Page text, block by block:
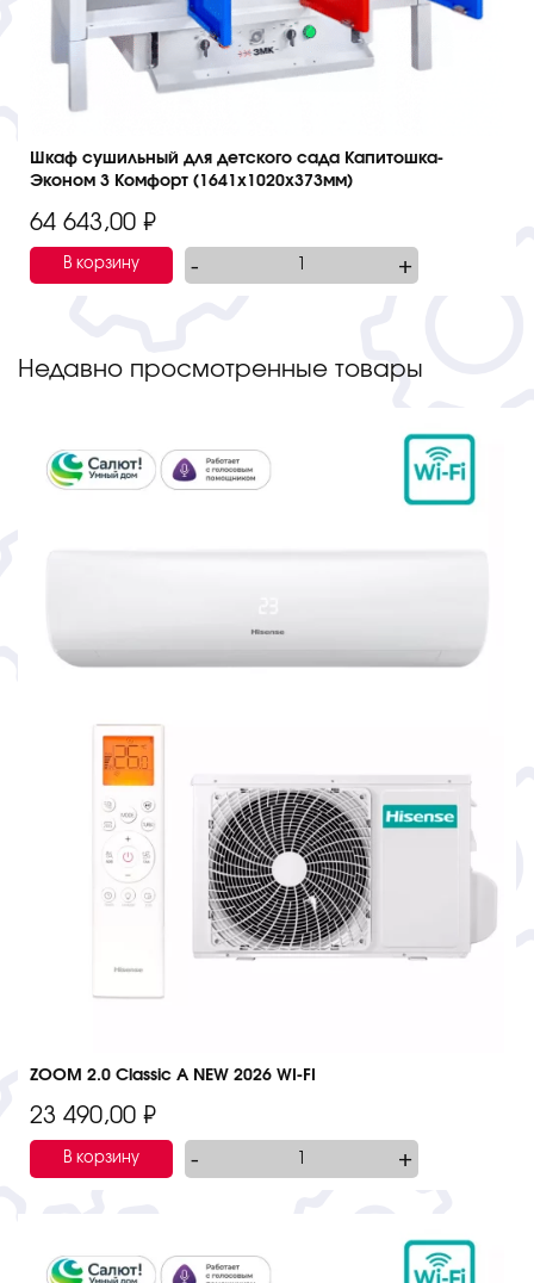
Шкаф сушильный для детского сада Капитошка-
Эконом 3 Комфорт (1641х1020х373мм)
64 643,00 ₽
В корзину +
-
Недавно просмотренные товары
ZOOM 2.0 Classic A NEW 2026 WI-FI
23 490,00 ₽
В корзину +
-